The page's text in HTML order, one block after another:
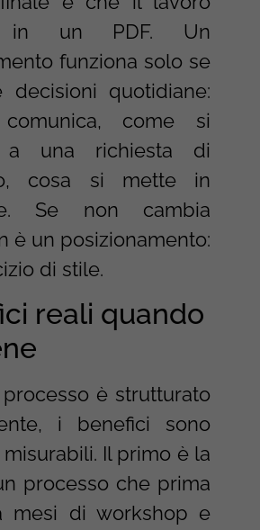
in un PDF. Un
funziona solo se
decisioni quotidiane:
come si
a una richiesta di
cosa si mette in
Se non cambia
è un posizionamento:
di stile.
reali quando
è strutturato
i benefici sono
Il primo è la
processo che prima
mesi di workshop e